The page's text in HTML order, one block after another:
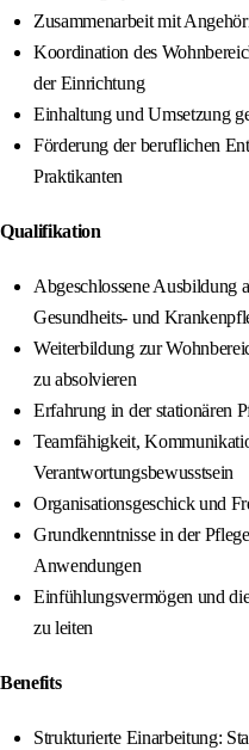
Zusammenarbeit mit
Koordination des
der Einrichtung
Einhaltung und Umsetzung
Förderung der beruflichen
Praktikanten
Qualifikation
Abgeschlossene Ausbildung
Gesundheits- und
Weiterbildung zur
zu absolvieren
Erfahrung in der stationären
Teamfähigkeit,
Verantwortungsbewusstsein
Organisationsgeschick und
Grundkenntnisse in der
Anwendungen
Einfühlungsvermögen und
zu leiten
Benefits
Strukturierte Einarbeitung: